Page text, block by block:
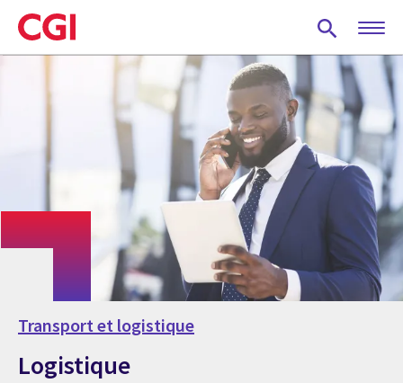
Skip
to
main
Transport et logistique
Logistique